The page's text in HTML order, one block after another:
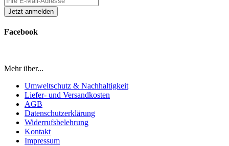
Facebook
Mehr über...
Umweltschutz & Nachhaltigkeit
Liefer- und Versandkosten
AGB
Datenschutzerklärung
Widerrufsbelehrung
Kontakt
Impressum